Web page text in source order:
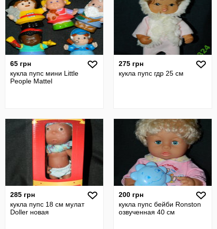
65 грн
кукла пупс мини Little
People Mattel
275 грн
кукла пупс гдр 25 см
285 грн
кукла пупс 18 см мулат
Doller новая
200 грн
кукла пупс бейби Ronston
озвученная 40 см